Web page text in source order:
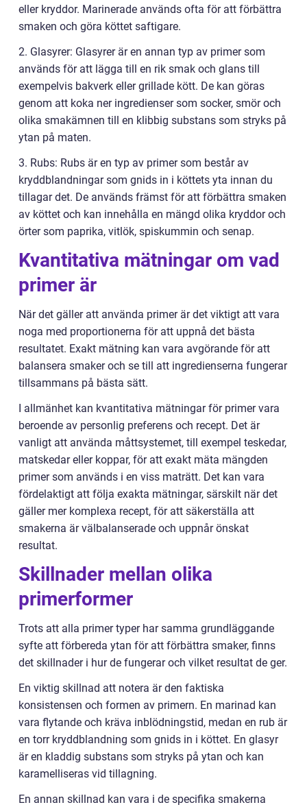
eller kryddor. Marinerade används ofta för att förbättra
smaken och göra köttet saftigare.
2. Glasyrer: Glasyrer är en annan typ av primer som
används för att lägga till en rik smak och glans till
exempelvis bakverk eller grillade kött. De kan göras
genom att koka ner ingredienser som socker, smör och
olika smakämnen till en klibbig substans som stryks på
ytan på maten.
3. Rubs: Rubs är en typ av primer som består av
kryddblandningar som gnids in i köttets yta innan du
tillagar det. De används främst för att förbättra smaken
av köttet och kan innehålla en mängd olika kryddor och
örter som paprika, vitlök, spiskummin och senap.
Kvantitativa mätningar om vad
primer är
När det gäller att använda primer är det viktigt att vara
noga med proportionerna för att uppnå det bästa
resultatet. Exakt mätning kan vara avgörande för att
balansera smaker och se till att ingredienserna fungerar
tillsammans på bästa sätt.
I allmänhet kan kvantitativa mätningar för primer vara
beroende av personlig preferens och recept. Det är
vanligt att använda måttsystemet, till exempel teskedar,
matskedar eller koppar, för att exakt mäta mängden
primer som används i en viss maträtt. Det kan vara
fördelaktigt att följa exakta mätningar, särskilt när det
gäller mer komplexa recept, för att säkerställa att
smakerna är välbalanserade och uppnår önskat
resultat.
Skillnader mellan olika
primerformer
Trots att alla primer typer har samma grundläggande
syfte att förbereda ytan för att förbättra smaker, finns
det skillnader i hur de fungerar och vilket resultat de ger.
En viktig skillnad att notera är den faktiska
konsistensen och formen av primern. En marinad kan
vara flytande och kräva inblödningstid, medan en rub är
en torr kryddblandning som gnids in i köttet. En glasyr
är en kladdig substans som stryks på ytan och kan
karamelliseras vid tillagning.
En annan skillnad kan vara i de specifika smakerna